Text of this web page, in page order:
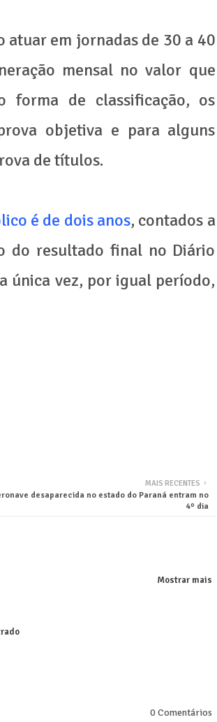
atuar em jornadas de 30 a 40
mensal no valor que
forma de classificação, os
objetiva e para alguns
de títulos.
é de dois anos, contados a
do resultado final no Diário
única vez, por igual período,
MAIS RECENTES
desaparecida no estado do Paraná entram no
4º dia
Mostrar mais
0 Comentários